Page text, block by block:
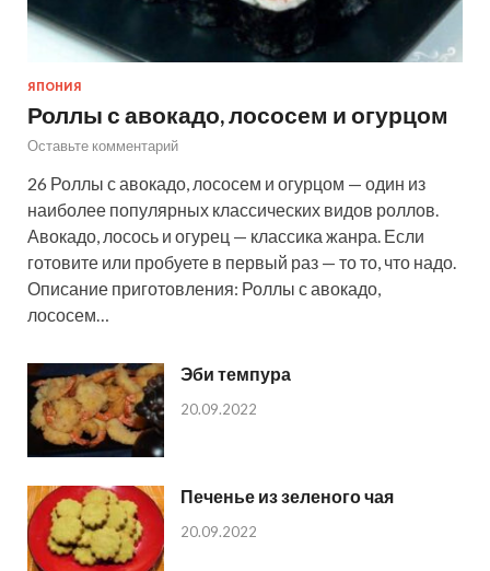
ЯПОНИЯ
Роллы с авокадо, лососем и огурцом
Оставьте комментарий
26 Роллы с авокадо, лососем и огурцом — один из
наиболее популярных классических видов роллов.
Авокадо, лосось и огурец — классика жанра. Если
готовите или пробуете в первый раз — то то, что надо.
Описание приготовления: Роллы с авокадо,
лососем…
Эби темпура
20.09.2022
Печенье из зеленого чая
20.09.2022